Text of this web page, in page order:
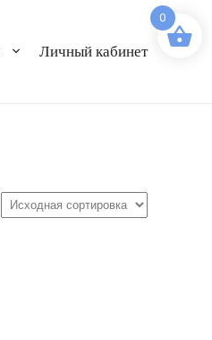
Личный кабинет
0